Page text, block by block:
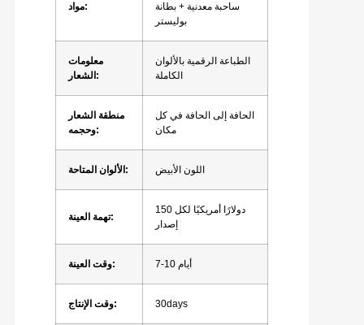
مواد:
ساحبة معدنية + بطانة
بوليستر
معلومات
الشعار:
الطباعة الرقمية بالألوان
الكاملة
منطقة الشعار
وحجمه:
الحافة إلى الحافة في كل
مكان
الألوان المتاحة:
تهمة العينة:
150 دولارًا أمريكيًا لكل
وقت العينة: 7-10 أيام
وقت الإنتاج: 30days